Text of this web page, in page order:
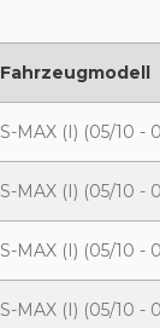
Fahrzeugmodell
S-MAX (I) (05/10 -
S-MAX (I) (05/10 -
S-MAX (I) (05/10 -
S-MAX (I) (05/10 -